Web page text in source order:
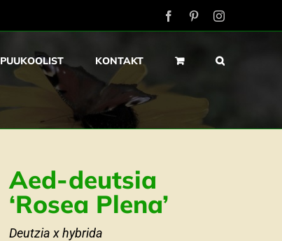
FacebookPinterestInstagram
PUUKOOLIST KONTAKT
Aed-deutsia
‘Rosea Plena’
Deutzia x hybrida